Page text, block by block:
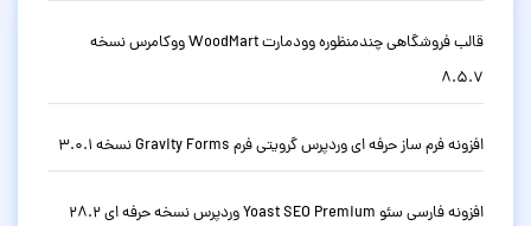
قالب فروشگاهی چندمنظوره وودمارت WoodMart ووکامرس نسخه
8.5.7
افزونه فرم ساز حرفه ای وردپرس گرویتی فرم Gravity Forms نسخه 3.0.1
افزونه فارسی سئو Yoast SEO Premium وردپرس نسخه حرفه ای 28.2